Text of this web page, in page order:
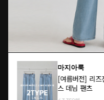
마지아룩
[여름버전] 핏